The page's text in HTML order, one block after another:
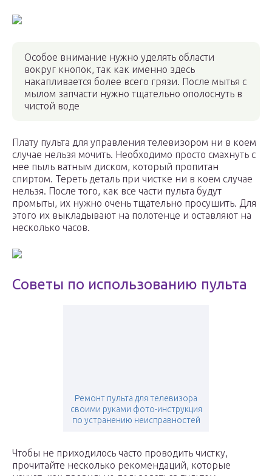
Особое внимание нужно уделять области
вокруг кнопок, так как именно здесь
накапливается более всего грязи. После мытья с
мылом запчасти нужно тщательно ополоснуть в
чистой воде
Плату пульта для управления телевизором ни в коем
случае нельзя мочить. Необходимо просто смахнуть с
нее пыль ватным диском, который пропитан
спиртом. Тереть деталь при чистке ни в коем случае
нельзя. После того, как все части пульта будут
промыты, их нужно очень тщательно просушить. Для
этого их выкладывают на полотенце и оставляют на
несколько часов.
Советы по использованию пульта
Ремонт пульта для телевизора
своими руками фото-инструкция
по устранению неисправностей
Чтобы не приходилось часто проводить чистку,
прочитайте несколько рекомендаций, которые